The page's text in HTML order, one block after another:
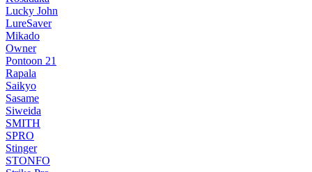
Lucky John
LureSaver
Mikado
Owner
Pontoon 21
Rapala
Saikyo
Sasame
Siweida
SMITH
SPRO
Stinger
STONFO